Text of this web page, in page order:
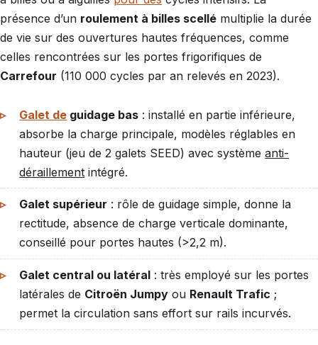
présence d’un roulement à billes scellé multiplie la durée
de vie sur des ouvertures hautes fréquences, comme
celles rencontrées sur les portes frigorifiques de
Carrefour (110 000 cycles par an relevés en 2023).
Galet de guidage bas : installé en partie inférieure,
absorbe la charge principale, modèles réglables en
hauteur (jeu de 2 galets SEED) avec systèmeanti-
déraillement intégré.
Galet supérieur : rôle de guidage simple, donne la
rectitude, absence de charge verticale dominante,
conseillé pour portes hautes (>2,2 m).
Galet central ou latéral : très employé sur les portes
latérales de Citroën Jumpy ou Renault Trafic ;
permet la circulation sans effort sur rails incurvés.